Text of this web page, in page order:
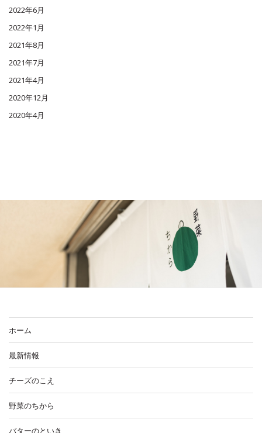
2022年6月
2022年1月
2021年8月
2021年7月
2021年4月
2020年12月
2020年4月
ホーム
最新情報
チーズのこえ
野菜のちから
バターのといき